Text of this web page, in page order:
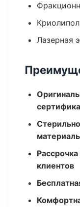
Лазерная
клиентов